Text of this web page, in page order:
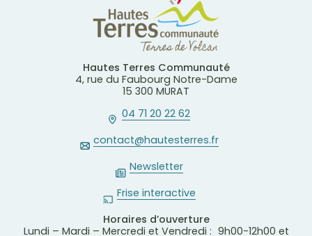
Hautes Terres Communauté
4, rue du Faubourg Notre-Dame
15 300 MURAT
04 71 20 22 62
contact@hautesterres.fr
Newsletter
Frise interactive
Horaires d’ouverture
Lundi – Mardi – Mercredi et Vendredi : 9h00-12h00 et